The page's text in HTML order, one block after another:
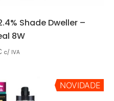
Shade Dweller –
8W
c/ IVA
NOVIDADE